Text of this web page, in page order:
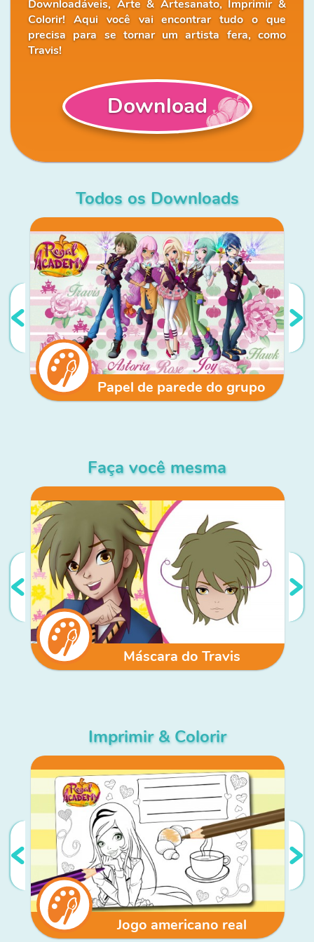
Downloadáveis, Arte & Artesanato, Imprimir &
Colorir! Aqui você vai encontrar tudo o que
precisa para se tornar um artista fera, como
Travis!
Download
Todos os Downloads
Papel de parede do grupo
Faça você mesma
Máscara do Travis
Imprimir & Colorir
Jogo americano real